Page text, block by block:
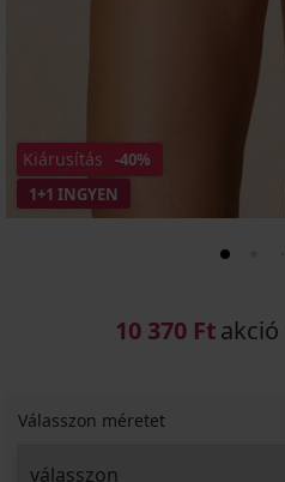
1+1 INGYEN
Kiárusítás -40%
10 370 Ftakció
Válasszon méretet